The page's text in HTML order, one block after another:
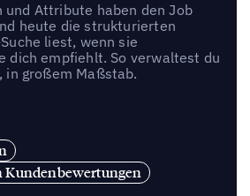
und Attribute haben den Job
heute die strukturierten
liest, wenn sie
dich empfiehlt. So verwaltest du
in großem Maßstab.
Kundenbewertungen